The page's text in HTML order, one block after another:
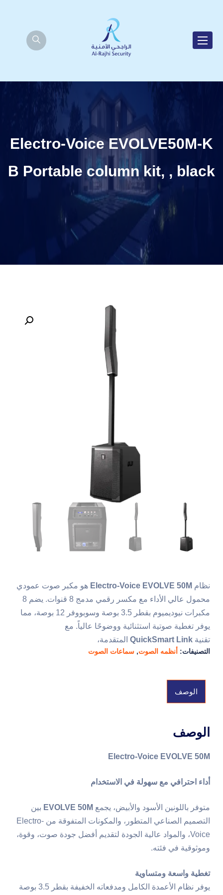
Electro-Voice EVOLVE50M-K
B Portable column kit, , black
نظام Electro-Voice EVOLVE 50M هو مكبر صوت عمودي
محمول عالي الأداء مع مكسر رقمي مدمج 8 قنوات. يضم 8
مكبرات نيوديميوم بقطر 3.5 بوصة وسوبووفر 12 بوصة، مما
يوفر تغطية صوتية استثنائية ووضوحًا عالياً. مع
تقنيةQuickSmart Link المتقدمة،
التصنيفات: أنظمه الصوت,سماعات الصوت
الوصف
الوصف
Electro-Voice EVOLVE 50M
أداء احترافي مع سهولة في الاستخدام
متوفر باللونين الأسود والأبيض، يجمع EVOLVE 50M بين
التصميم الصناعي المتطور، والمكونات المتفوقة من Electro-
Voice، والمواد عالية الجودة لتقديم أفضل جودة صوت، وقوة،
وموثوقية في فئته.
تغطية واسعة ومتساوية
يوفر نظام الأعمدة الكامل ومدفعاته الخفيفة بقطر 3.5 بوصة